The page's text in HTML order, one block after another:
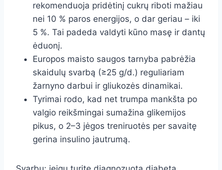
rekomenduoja pridėtinį cukrų riboti mažiau
nei 10 % paros energijos, o dar geriau – iki
5 %. Tai padeda valdyti kūno masę ir dantų
ėduonį.
Europos maisto saugos tarnyba pabrėžia
skaidulų svarbą (≥25 g/d.) reguliariam
žarnyno darbui ir gliukozės dinamikai.
Tyrimai rodo, kad net trumpa mankšta po
valgio reikšmingai sumažina glikemijos
pikus, o 2–3 jėgos treniruotės per savaitę
gerina insulino jautrumą.